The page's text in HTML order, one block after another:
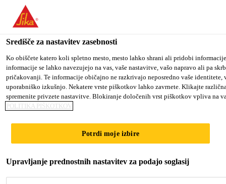
You are accessing "Sika d.o.o.", it seems you are accessing it
website for your country.
TO SIKA USA STAY ON THE SIKA D.O.O.
Sika d.o.o.
SIKA D.O.O.
Središče za nastavitev zasebnosti
Ko obiščete katero koli spletno mesto, mesto lahko shrani ali pridobi
informacije se lahko navezujejo na vas, vaše nastavitve, vašo napravo ali pa
pričakovanji. Te informacije običajno ne razkrivajo neposredno vaše
uporabniško izkušnjo. Nekatere vrste piškotkov lahko zavrnete. Klikajte
spremenite privzete nastavitve. Blokiranje določenih vrst piškotkov vpliva na
POLITIKA PIŠKOTKOV
Potrdi moje izbire
Upravljanje prednostnih nastavitev za podajo soglasij